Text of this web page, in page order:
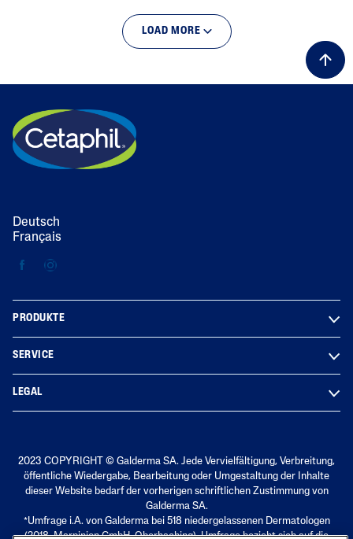
LOAD MORE
Deutsch
Français
PRODUKTE
SERVICE
LEGAL
2023 COPYRIGHT © Galderma SA. Jede Vervielfältigung, Verbreitung,
öffentliche Wiedergabe, Bearbeitung oder Umgestaltung der Inhalte
dieser Website bedarf der vorherigen schriftlichen Zustimmung von
Galderma SA.
*Umfrage i.A. von Galderma bei 518 niedergelassenen Dermatologen
(2018, Marpinion GmbH, Oberhaching). Umfrage bezieht sich auf die